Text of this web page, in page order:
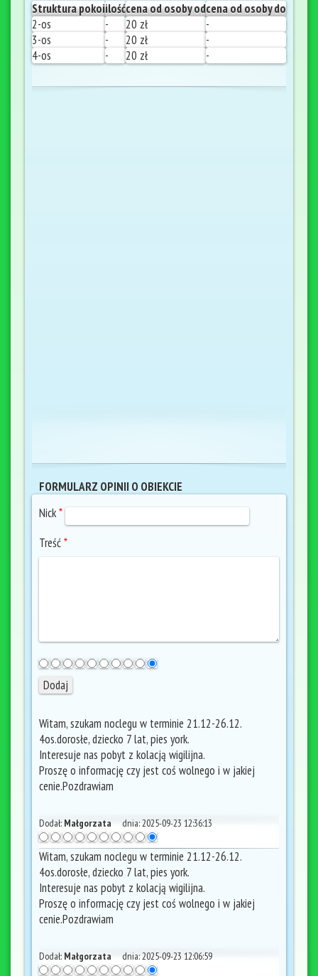
Struktura pokoiilośćcena od osoby odcena od osoby do
2-os
- 20 zł
-
3-os
- 20 zł
-
4-os
- 20 zł -
FORMULARZ OPINII O OBIEKCIE
Nick*
Treść*
Witam, szukam noclegu w terminie 21.12-26.12.
4os.dorosłe, dziecko 7 lat, pies york.
Interesuje nas pobyt z kolacją wigilijna.
Proszę o informację czy jest coś wolnego i w jakiej
cenie.Pozdrawiam
Dodał: Małgorzata dnia:2025-09-23 12:36:13
Witam, szukam noclegu w terminie 21.12-26.12.
4os.dorosłe, dziecko 7 lat, pies york.
Interesuje nas pobyt z kolacją wigilijna.
Proszę o informację czy jest coś wolnego i w jakiej
cenie.Pozdrawiam
Dodał: Małgorzata dnia:2025-09-23 12:06:59